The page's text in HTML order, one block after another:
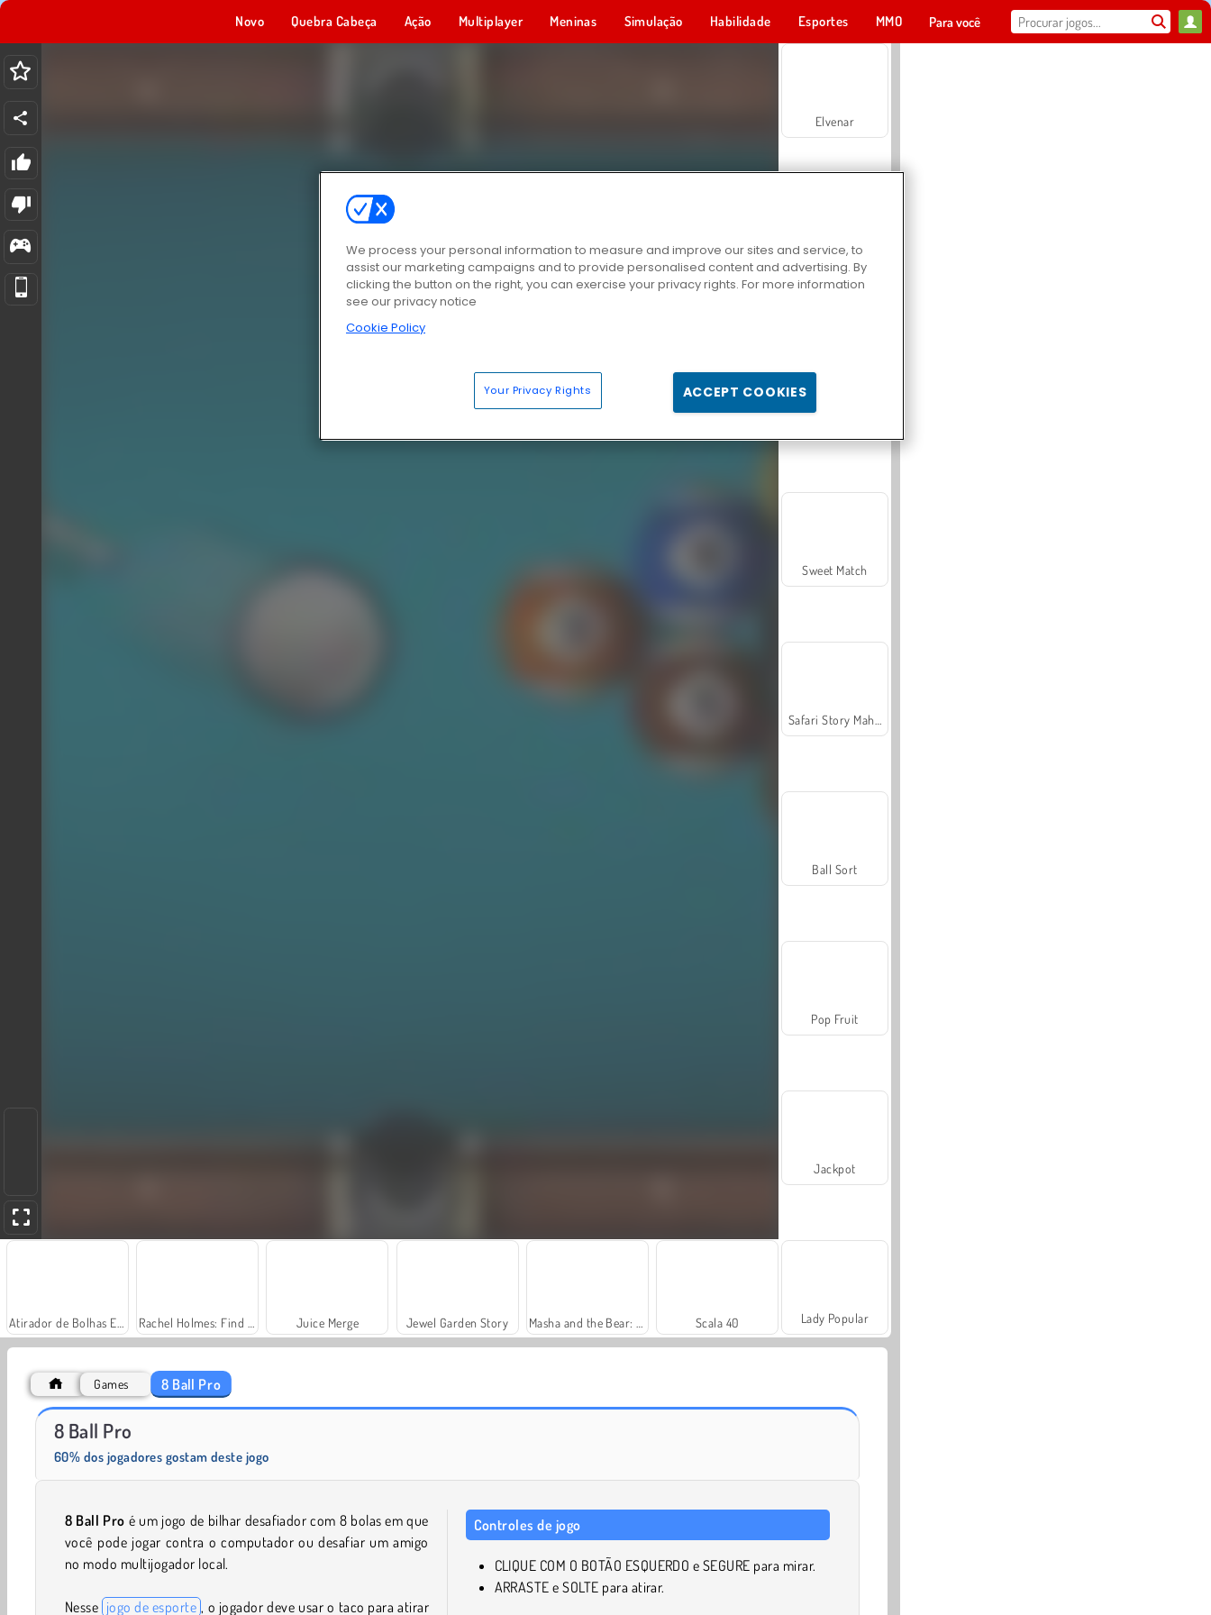
Novo Quebra Cabeça Ação Multiplayer Meninas Simulação Habilidade Esportes MMO Para você
Juice Merge Jewel Garden Story Scala 40
Elvenar
Sweet Match
Ball Sort
Pop Fruit
Jackpot
Lady Popular
Games 8 Ball Pro
8 Ball Pro
60% dos jogadores gostam deste jogo
8 Ball Pro é um jogo de bilhar desafiador com 8 bolas em que
você pode jogar contra o computador ou desafiar um amigo
no modo multijogador local.
Nesse jogo de esporte , o jogador deve usar o taco para atirar
Controles de jogo
CLIQUE COM O BOTÃO ESQUERDO e SEGURE para mirar.
ARRASTE e SOLTE para atirar.
We process your personal information to measure and improve our sites and service, to
assist our marketing campaigns and to provide personalised content and advertising. By
clicking the button on the right, you can exercise your privacy rights. For more information
see our privacy notice
Cookie Policy
Your Privacy Rights ACCEPT COOKIES